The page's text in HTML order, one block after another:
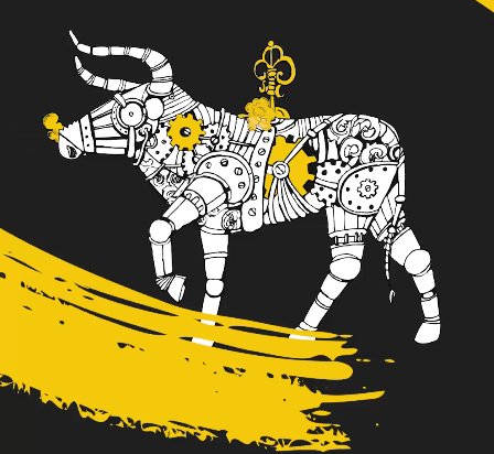
LOEWENDORF® ACADEMY
LOEWENDORF® EVENTAGENTUR
LOEWENDORF® CHARITY &
SPONSORING
IMPERIAL PLACES® GMBH
BETEILIGUNGSMANAGEMENT
KARRIERE
KONTAKT